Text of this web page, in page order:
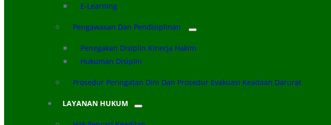
E-Learning
Pengawasan Dan Pendisiplinan
Penegakan Disiplin Kinerja Hakim
Hukuman Disiplin
Prosedur Peringatan Dini Dan Prosedur Evakuasi Keadaan Darurat
LAYANAN HUKUM